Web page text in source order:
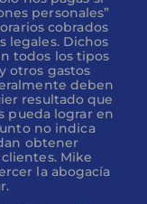
personales”
cobrados
legales. Dichos
todos los tipos
otros gastos
deben
resultado que
pueda lograr en
no indica
obtener
Mike
la abogacía